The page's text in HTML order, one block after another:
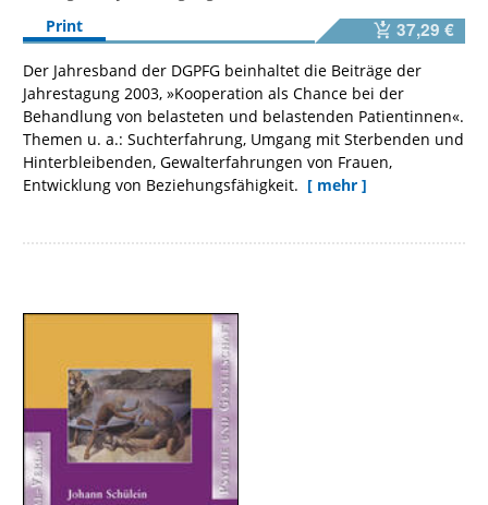
Print
37,29 €
Der Jahresband der DGPFG beinhaltet die Beiträge der
Jahrestagung 2003, »Kooperation als Chance bei der
Behandlung von belasteten und belastenden Patientinnen«.
Themen u. a.: Suchterfahrung, Umgang mit Sterbenden und
Hinterbleibenden, Gewalterfahrungen von Frauen,
Entwicklung von Beziehungsfähigkeit. [ mehr ]